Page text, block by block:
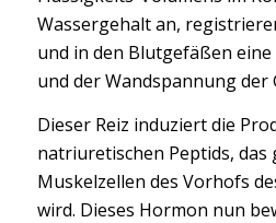
Wassergehalt an,
und in den Blutgefäßen
und der Wandspannung der
Dieser Reiz induziert die
natriuretischen Peptids,
Muskelzellen des Vorhofs
wird. Dieses Hormon nun